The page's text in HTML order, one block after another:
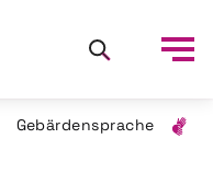
Gebärdensprache